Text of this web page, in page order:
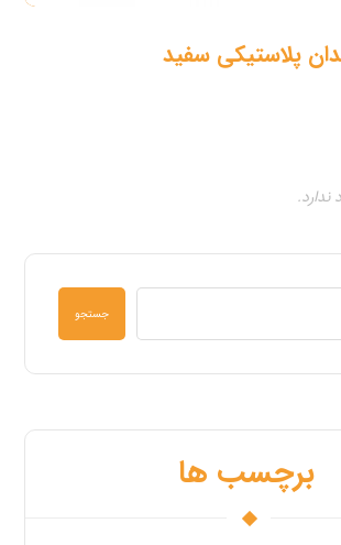
پلاستیکی سفید
ندارد.
جستجو
برچسب ها